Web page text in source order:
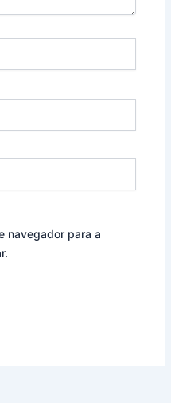
navegador para a